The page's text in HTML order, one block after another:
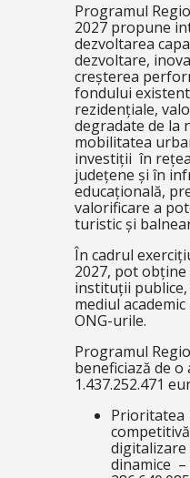
Programul
2027 propune
dezvoltarea
dezvoltare,
creșterea
fondului
rezidențiale,
degradate de la
mobilitatea
investiții în
județene și în
educațională,
valorificare a
turistic și
În cadrul
2027, pot
instituții publice,
mediul
ONG-urile.
Programul
beneficiază de
1.437.252.471
Prioritatea
dinamice